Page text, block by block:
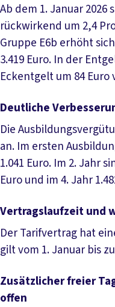
Ab dem 1. Januar
rückwirkend um 2,4
Gruppe E6b erhöht
3.419 Euro. In der
Eckentgelt um 84 Euro
Deutliche
Die
an. Im ersten
1.041 Euro. Im 2. Jahr
Euro und im 4. Jahr
Vertragslaufzeit und
Der Tarifvertrag hat
gilt vom 1. Januar bis
Zusätzlicher freier
offen